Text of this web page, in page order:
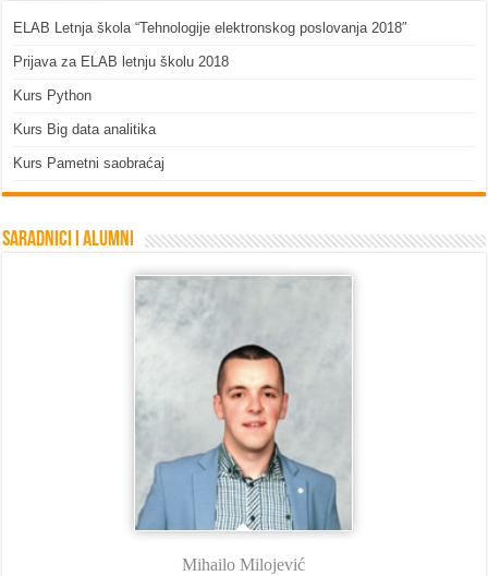
ELAB Letnja škola “Tehnologije elektronskog poslovanja 2018″
Prijava za ELAB letnju školu 2018
Kurs Python
Kurs Big data analitika
Kurs Pametni saobraćaj
Saradnici i Alumni
Mihailo Milojević